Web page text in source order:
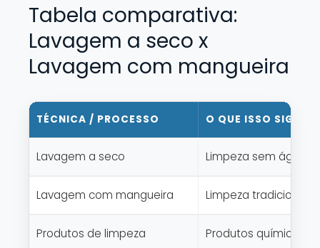
Tabela comparativa:
Lavagem a seco x
Lavagem com mangueira
TÉCNICA / PROCESSO O QUE ISSO
Lavagem a seco Limpeza sem água,
Lavagem com mangueira Limpeza tradicional
Produtos de limpeza Produtos químicos